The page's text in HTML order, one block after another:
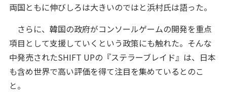
両国ともに伸びしろは大きいのではと浜村氏は語った。
さらに、韓国の政府がコンソールゲームの開発を重点
項目として支援していくという政策にも触れた。そんな
中発売されたSHIFT UPの『ステラーブレイド』は、日本
も含め世界で高い評価を得て注目を集めているとのこ
と。